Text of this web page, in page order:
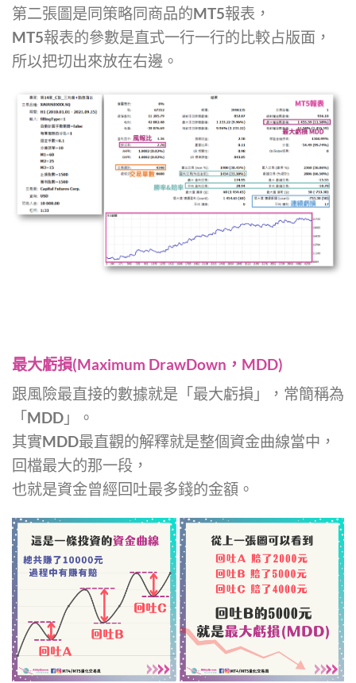
第二張圖是同策略同商品的MT5報表，
MT5報表的參數是直式一行一行的比較占版面，
所以把切出來放在右邊。
最大虧損(Maximum DrawDown，MDD)
跟風險最直接的數據就是「最大虧損」，常簡稱為
「MDD」。
其實MDD最直觀的解釋就是整個資金曲線當中，
回檔最大的那一段，
也就是資金曾經回吐最多錢的金額。